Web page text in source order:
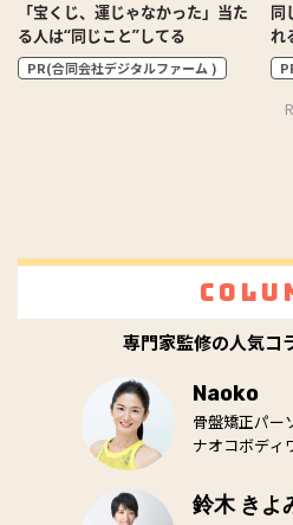
「宝くじ、運じゃなかった」当た
る人は“同じこと”してる
PR(合同会社デジタルファーム )
同
れ
専門家監修の人気コ
Naoko
骨盤矯正パー
ナオコボディ
鈴木 きよ